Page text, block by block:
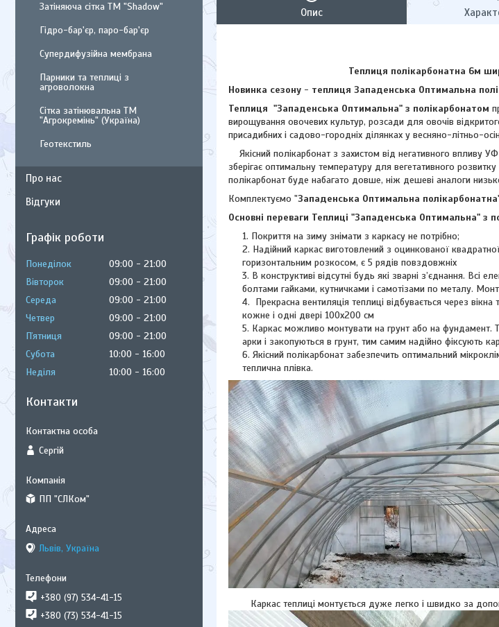
Опис
Теплиця полікарбонатна 6м
Новинка сезону - теплиця Западенська Оптимальна
Теплиця "Западенська Оптимальна" з полікарбонатом
вирощування овочевих культур, розсади для овочів
присадибних і садово-городніх ділянках у весняно-літньо-
Якісний полікарбонат з захистом від негативного впливу
зберігає оптимальну температуру для вегетативного
полікарбонат буде набагато довше, ніж дешеві аналоги
Комплектуємо "Западенська Оптимальна
Основні переваги Теплиці "Западенська Оптимальна" з
Покриття на зиму знімати з каркасу не потрібно;
Надійний каркас виготовлений з оцинкованої
горизонтальним розкосом, є 5 рядів повздовжніх
В конструктиві відсутні будь які зварні з’єднання. Всі
болтами гайками, кутничками і самотізами по металу.
Прекрасна вентиляція теплиці відбувається через
кожне і одні двері 100х200 см
Каркас можливо монтувати на грунт або на фундамент.
арки і закопуються в грунт, тим самим надійно фіксують
Якісний полікарбонат забезпечить оптимальний
теплична плівка.
Каркас теплиці монтується дуже легко і швидко за
Затіняюча сітка ТМ "Shadow"
Гідро-бар'єр, паро-бар'єр
Супердифузійна мембрана
Парники та теплиці з
агроволокна
Сітка затінювальна ТМ
"Агрокремінь" (Україна)
Геотекстиль
Про нас
Відгуки
Графік роботи
Понеділок 09:00
21:00
Вівторок
09:00
21:00
Середа
09:00
21:00
Четвер
09:00
21:00
Пʼятниця
09:00
21:00
Субота
10:00
16:00
Неділя
10:00 16:00
Контакти
Сергій
ПП "СЛКом"
Львів, Україна
+380 (97) 534-41-15
+380 (73) 534-41-15